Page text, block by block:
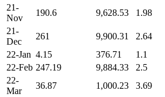
21-
Nov
190.6 9,628.53
1.98
21-
Dec
261 9,900.31
2.64
22-Jan 4.15 376.71
1.1
22-Feb 247.19 9,884.33
2.5
22-
Mar
36.87 1,000.23
3.69